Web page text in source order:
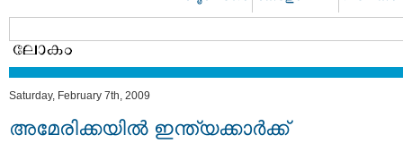
Saturday, February 7th, 2009
അമേരിക്കയില്‍ ഇന്ത്യക്കാര്‍ക്ക്